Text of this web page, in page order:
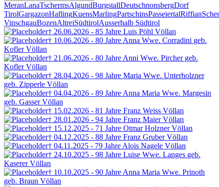
MeranLanaTschermsAlgundBurgstallDeutschnonsbergDorf
TirolGargazonHaflingKuensMarlingPartschinsPasseiertalRiffian
VinschgauBozenAltreiSüdtirolAusserhalb Südtirol
† 26.06.2026 - 85 Jahre Luis Pöhl Völlan
† 10.06.2026 - 80 Jahre Anna Wwe. Corradini geb.
KoflerVöllan
† 21.06.2026 - 80 Jahre Anni Wwe. Pircher geb.
KoflerVöllan
† 28.04.2026 - 98 Jahre Maria Wwe. Unterholzner
geb. Zipperle Völlan
† 04.04.2026 - 89 Jahre Anna Maria Wwe. Margesin
geb. GasserVöllan
† 15.02.2026 - 81 Jahre Franz Weiss Völlan
† 28.01.2026 - 94 Jahre Franz MaierVöllan
† 15.12.2025 - 71 Jahre Otmar HolznerVöllan
† 04.12.2025 - 88 Jahre Franz GruberVöllan
† 04.11.2025 - 79 Jahre Alois Nagele Völlan
† 24.10.2025 - 98 Jahre Luise Wwe. Langes geb.
KasererVöllan
† 10.10.2025 - 90 Jahre Anna Maria Wwe. Prinoth
geb. Braun Völlan